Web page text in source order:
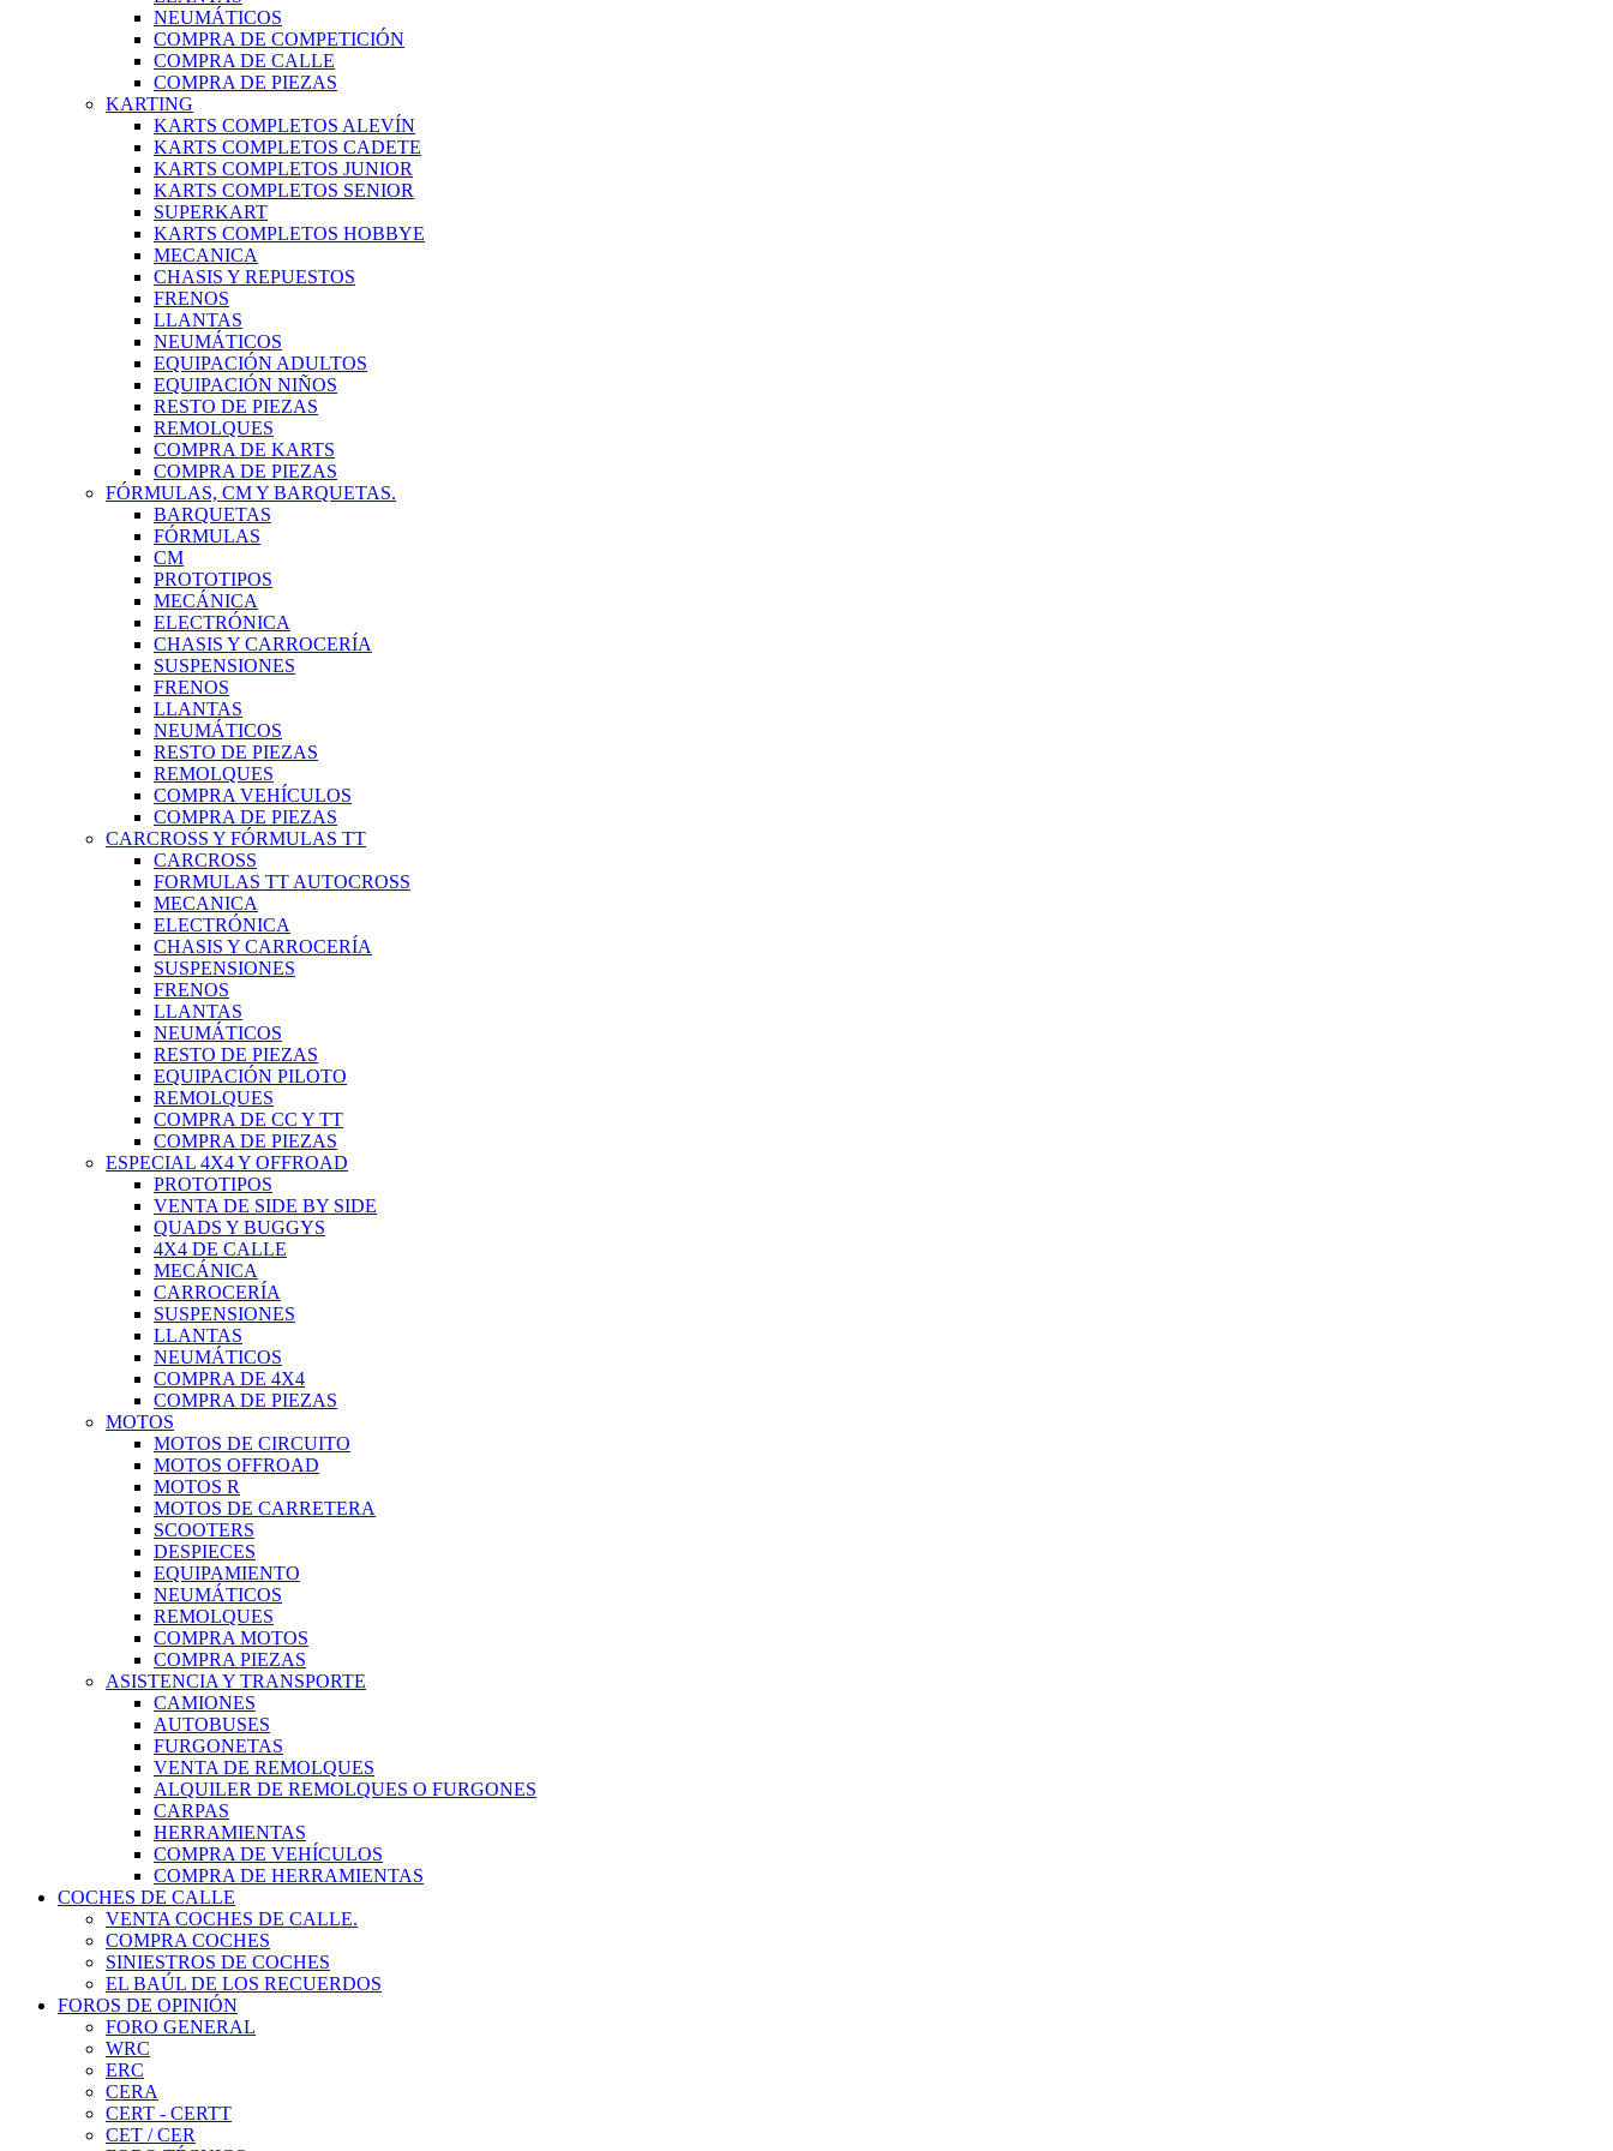
NEUMÁTICOS
COMPRA DE COMPETICIÓN
COMPRA DE CALLE
COMPRA DE PIEZAS
KARTING
KARTS COMPLETOS ALEVÍN
KARTS COMPLETOS CADETE
KARTS COMPLETOS JUNIOR
KARTS COMPLETOS SENIOR
SUPERKART
KARTS COMPLETOS HOBBYE
MECANICA
CHASIS Y REPUESTOS
FRENOS
LLANTAS
NEUMÁTICOS
EQUIPACIÓN ADULTOS
EQUIPACIÓN NIÑOS
RESTO DE PIEZAS
REMOLQUES
COMPRA DE KARTS
COMPRA DE PIEZAS
FÓRMULAS, CM Y BARQUETAS.
BARQUETAS
FÓRMULAS
CM
PROTOTIPOS
MECÁNICA
ELECTRÓNICA
CHASIS Y CARROCERÍA
SUSPENSIONES
FRENOS
LLANTAS
NEUMÁTICOS
RESTO DE PIEZAS
REMOLQUES
COMPRA VEHÍCULOS
COMPRA DE PIEZAS
CARCROSS Y FÓRMULAS TT
CARCROSS
FORMULAS TT AUTOCROSS
MECANICA
ELECTRÓNICA
CHASIS Y CARROCERÍA
SUSPENSIONES
FRENOS
LLANTAS
NEUMÁTICOS
RESTO DE PIEZAS
EQUIPACIÓN PILOTO
REMOLQUES
COMPRA DE CC Y TT
COMPRA DE PIEZAS
ESPECIAL 4X4 Y OFFROAD
PROTOTIPOS
VENTA DE SIDE BY SIDE
QUADS Y BUGGYS
4X4 DE CALLE
MECÁNICA
CARROCERÍA
SUSPENSIONES
LLANTAS
NEUMÁTICOS
COMPRA DE 4X4
COMPRA DE PIEZAS
MOTOS
MOTOS DE CIRCUITO
MOTOS OFFROAD
MOTOS R
MOTOS DE CARRETERA
SCOOTERS
DESPIECES
EQUIPAMIENTO
NEUMÁTICOS
REMOLQUES
COMPRA MOTOS
COMPRA PIEZAS
ASISTENCIA Y TRANSPORTE
CAMIONES
AUTOBUSES
FURGONETAS
VENTA DE REMOLQUES
ALQUILER DE REMOLQUES O FURGONES
CARPAS
HERRAMIENTAS
COMPRA DE VEHÍCULOS
COMPRA DE HERRAMIENTAS
COCHES DE CALLE
VENTA COCHES DE CALLE.
COMPRA COCHES
SINIESTROS DE COCHES
EL BAÚL DE LOS RECUERDOS
FOROS DE OPINIÓN
FORO GENERAL
WRC
ERC
CERA
CERT - CERTT
CET / CER